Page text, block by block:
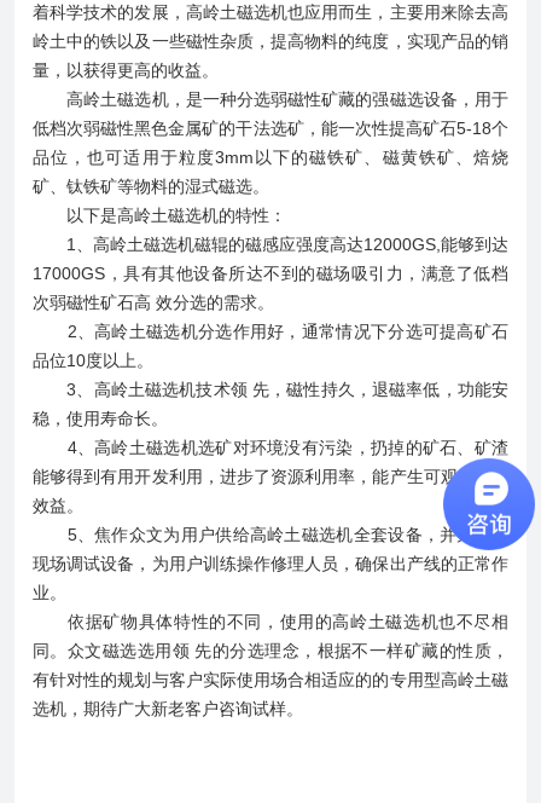
着科学技术的发展，高岭土磁选机也应用而生，主要用来除去高
岭土中的铁以及一些磁性杂质，提高物料的纯度，实现产品的销
量，以获得更高的收益。
高岭土磁选机，是一种分选弱磁性矿藏的强磁选设备，用于
低档次弱磁性黑色金属矿的干法选矿，能一次性提高矿石5-18个
品位，也可适用于粒度3mm以下的磁铁矿、磁黄铁矿、焙烧
矿、钛铁矿等物料的湿式磁选。
以下是高岭土磁选机的特性：
1、高岭土磁选机磁辊的磁感应强度高达12000GS,能够到达
17000GS，具有其他设备所达不到的磁场吸引力，满意了低档
次弱磁性矿石高 效分选的需求。
2、高岭土磁选机分选作用好，通常情况下分选可提高矿石
品位10度以上。
3、高岭土磁选机技术领 先，磁性持久，退磁率低，功能安
稳，使用寿命长。
4、高岭土磁选机选矿对环境没有污染，扔掉的矿石、矿渣
能够得到有用开发利用，进步了资源利用率，能产生可观的经济
效益。
5、焦作众文为用户供给高岭土磁选机全套设备，并为客户
现场调试设备，为用户训练操作修理人员，确保出产线的正常作
业。
依据矿物具体特性的不同，使用的高岭土磁选机也不尽相
同。众文磁选选用领 先的分选理念，根据不一样矿藏的性质，
有针对性的规划与客户实际使用场合相适应的的专用型高岭土磁
选机，期待广大新老客户咨询试样。